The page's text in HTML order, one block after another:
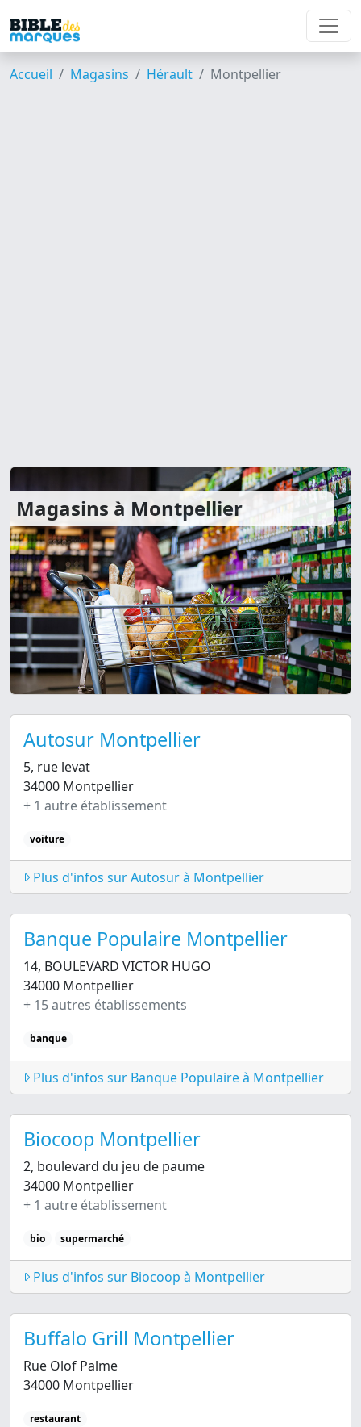
Accueil Magasins Hérault Montpellier
Magasins à Montpellier
Autosur Montpellier
5, rue levat
34000 Montpellier
+ 1 autre établissement
voiture
Plus d'infos sur Autosur à Montpellier
Banque Populaire Montpellier
14, BOULEVARD VICTOR HUGO
34000 Montpellier
+ 15 autres établissements
banque
Plus d'infos sur Banque Populaire à Montpellier
Biocoop Montpellier
2, boulevard du jeu de paume
34000 Montpellier
+ 1 autre établissement
bio supermarché
Plus d'infos sur Biocoop à Montpellier
Buffalo Grill Montpellier
Rue Olof Palme
34000 Montpellier
restaurant